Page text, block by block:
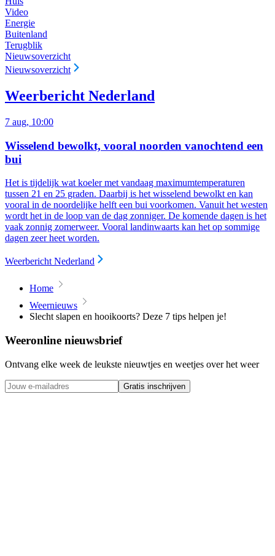
Video
Energie
Buitenland
Terugblik
Nieuwsoverzicht
Nieuwsoverzicht
Weerbericht Nederland
7 aug, 10:00
Wisselend bewolkt, vooral noorden vanochtend een
bui
Het is tijdelijk wat koeler met vandaag maximumtemperaturen
tussen 21 en 25 graden. Daarbij is het wisselend bewolkt en kan
vooral in de noordelijke helft een bui voorkomen. Vanuit het westen
wordt het in de loop van de dag zonniger. De komende dagen is het
vaak zonnig zomerweer. Vooral landinwaarts kan het op sommige
dagen zeer heet worden.
Weerbericht Nederland
Home
Weernieuws
Slecht slapen en hooikoorts? Deze 7 tips helpen je!
Weeronline nieuwsbrief
Ontvang elke week de leukste nieuwtjes en weetjes over het weer
Gratis inschrijven